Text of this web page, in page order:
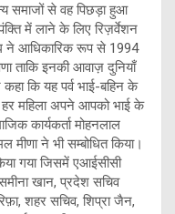
समाजों से वह पिछड़ा हुआ
में लाने के लिए रिज़र्वेशन
ने आधिकारिक रूप से 1994
ताकि इनकी आवाज़ दुनियाँ
कि यह पर्व भाई-बहिन के
महिला अपने आपको भाई के
कार्यकर्ता मोहनलाल
मीणा ने भी सम्बोधित किया।
गया जिसमें एआईसीसी
खान, प्रदेश सचिव
शहर सचिव, शिप्रा जैन,